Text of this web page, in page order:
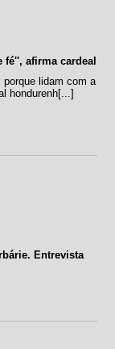
fé'', afirma cardeal
lidam com a
hondurenh[...]
Entrevista